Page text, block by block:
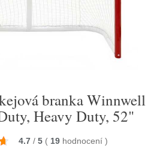
branka Winnwell
Heavy Duty, 52"
4.7 / 5 ( 19 hodnocení )